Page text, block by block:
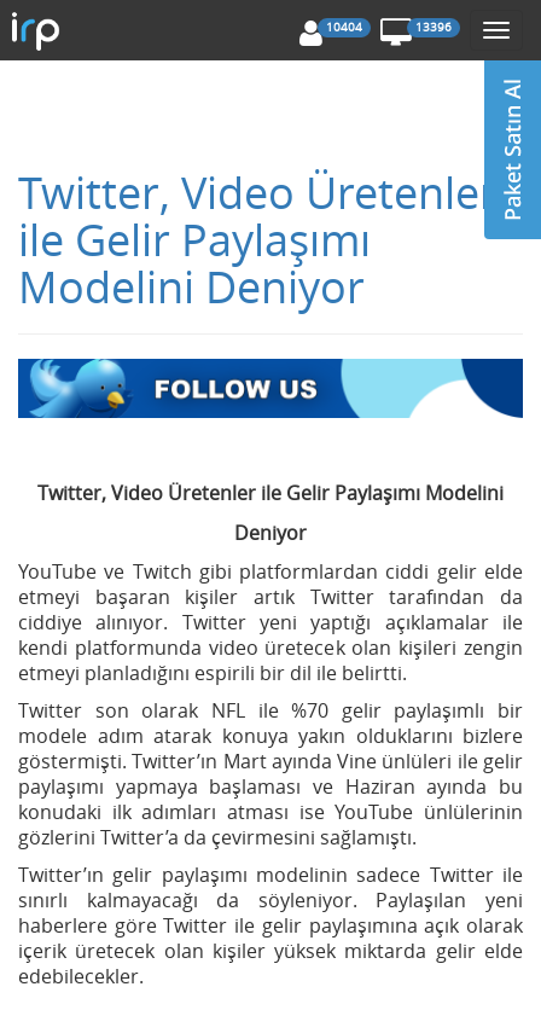
10404 13396
Twitter, Video Üretenler
ile Gelir Paylaşımı
Modelini Deniyor
Twitter, Video Üretenler ile Gelir Paylaşımı Modelini
Deniyor
YouTube ve Twitch gibi platformlardan ciddi gelir elde
etmeyi başaran kişiler artık Twitter tarafından da
ciddiye alınıyor. Twitter yeni yaptığı açıklamalar ile
kendi platformunda video üretecek olan kişileri zengin
etmeyi planladığını espirili bir dil ile belirtti.
Twitter son olarak NFL ile %70 gelir paylaşımlı bir
modele adım atarak konuya yakın olduklarını bizlere
göstermişti. Twitter’ın Mart ayında Vine ünlüleri ile gelir
paylaşımı yapmaya başlaması ve Haziran ayında bu
konudaki ilk adımları atması ise YouTube ünlülerinin
gözlerini Twitter’a da çevirmesini sağlamıştı.
Twitter’ın gelir paylaşımı modelinin sadece Twitter ile
sınırlı kalmayacağı da söyleniyor. Paylaşılan yeni
haberlere göre Twitter ile gelir paylaşımına açık olarak
içerik üretecek olan kişiler yüksek miktarda gelir elde
edebilecekler.